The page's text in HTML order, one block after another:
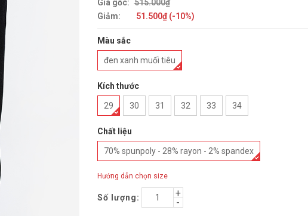
Giá gốc: 515.000₫
Giảm:
51.500₫ (-10%)
Màu sắc
đen xanh muối tiêu
Kích thước
29 30 31 32 33 34
Chất liệu
70% spunpoly - 28% rayon - 2% spandex
Hướng dẫn chọn size
Số lượng: